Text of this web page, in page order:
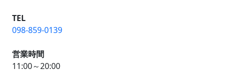
TEL
098-859-0139
営業時間
11:00～20:00